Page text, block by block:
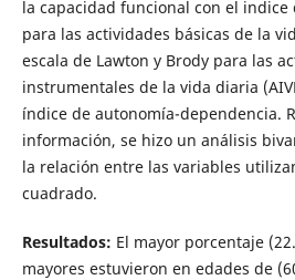
la capacidad funcional con el indice
para las actividades básicas de la
escala de Lawton y Brody para las
instrumentales de la vida diaria
índice de autonomía-dependencia.
información, se hizo un análisis
la relación entre las variables
cuadrado.
Resultados: El mayor porcentaje
mayores estuvieron en edades de